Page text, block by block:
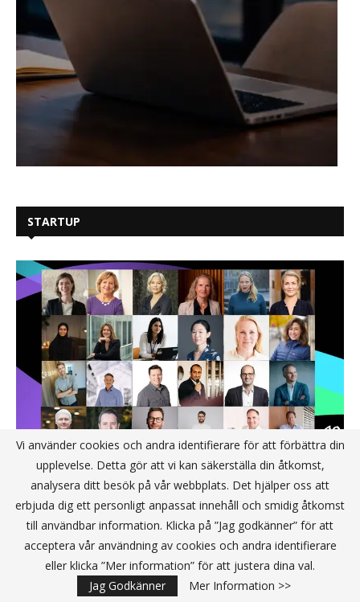
STARTUP
Toppinvesterare och startups möts i
Göteborg på riskkapitalforumet
GoWest
Procada blir årets startup i Trollhättan 2023
Vi använder cookies och andra identifierare för att förbättra din
upplevelse. Detta gör att vi kan säkerställa din åtkomst,
analysera ditt besök på vår webbplats. Det hjälper oss att
erbjuda dig ett personligt anpassat innehåll och smidig åtkomst
till användbar information. Klicka på ”Jag godkänner” för att
acceptera vår användning av cookies och andra identifierare
eller klicka ”Mer information” för att justera dina val.
Jag Godkänner
Mer Information >>